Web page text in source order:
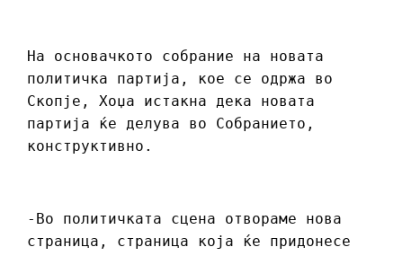
На основачкото собрание на новата
политичка партија, кое се одржа во
Скопје, Хоџа истакна дека новата
партија ќе делува во Собранието,
конструктивно.
-Во политичката сцена отвораме нова
страница, страница која ќе придонесе